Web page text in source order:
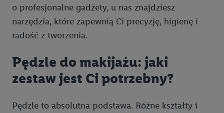
o profesjonalne gadżety, u nas znajdziesz
narzędzia, które zapewnią Ci precyzję, higienę i
radość z tworzenia.
Pędzle do makijażu: jaki
zestaw jest Ci potrzebny?
Pędzle to absolutna podstawa. Różne kształty i